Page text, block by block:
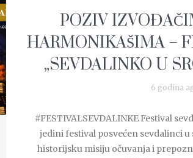
POZIV
HARMONIKAŠIMA –
„SEVDALINKO U
6 godina
#FESTIVALSEVDALINKE Festival
jedini festival posvećen sevdalinci
historijsku misiju očuvanja i